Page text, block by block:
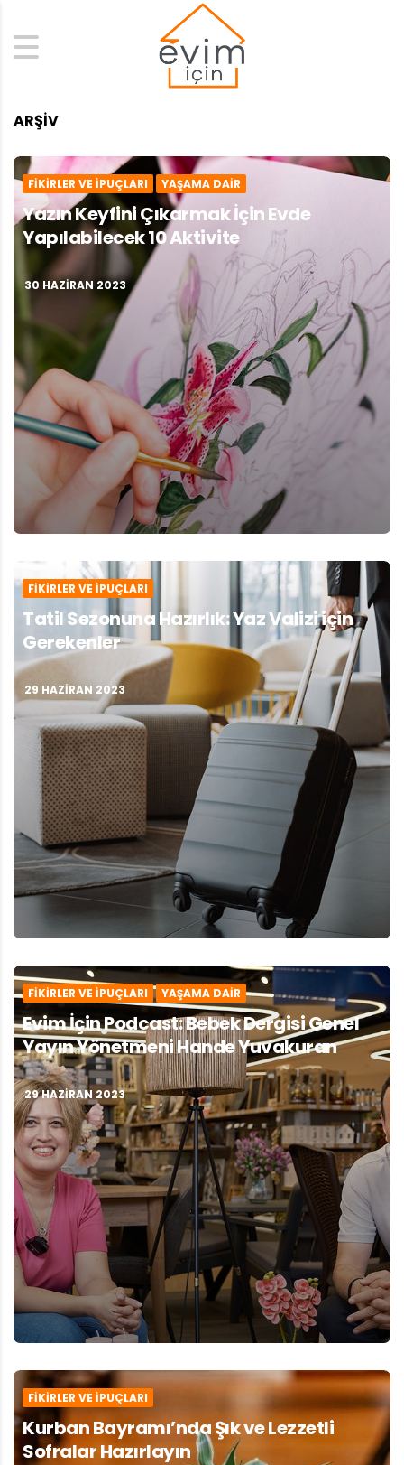
Search
ARŞIV
FIKIRLER VE İPUÇLARI YAŞAMA DAIR
Yazın Keyfini Çıkarmak İçin Evde
Yapılabilecek 10 Aktivite
30 HAZIRAN 2023
FIKIRLER VE İPUÇLARI
Tatil Sezonuna Hazırlık: Yaz Valizi için
Gerekenler
29 HAZIRAN 2023
FIKIRLER VE İPUÇLARI YAŞAMA DAIR
Evim İçin Podcast: Bebek Dergisi Genel
Yayın Yönetmeni Hande Yuvakuran
29 HAZIRAN 2023
FIKIRLER VE İPUÇLARI
Kurban Bayramı’nda Şık ve Lezzetli
Sofralar Hazırlayın